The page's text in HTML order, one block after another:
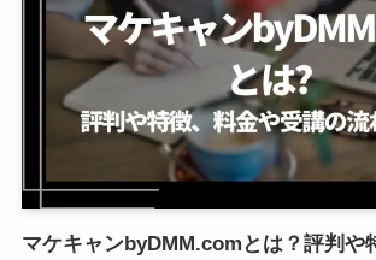
マケキャンbyDMM.comとは？評判や